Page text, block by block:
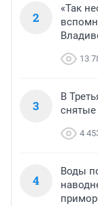
2
«Так
13
3
В
4
4
Воды